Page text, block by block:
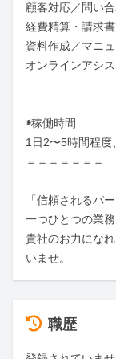
顧客対応／問い
経費精算・請求
資料作成／マニ
オンラインアシ
◉稼働時間
1日2〜5時間程度
＝＝＝＝＝＝＝
「信頼されるパ
一つひとつの業
貴社のお力にな
いませ。
職歴